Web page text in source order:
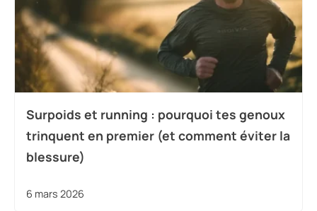
Surpoids et running : pourquoi tes genoux
trinquent en premier (et comment éviter la
blessure)
6 mars 2026